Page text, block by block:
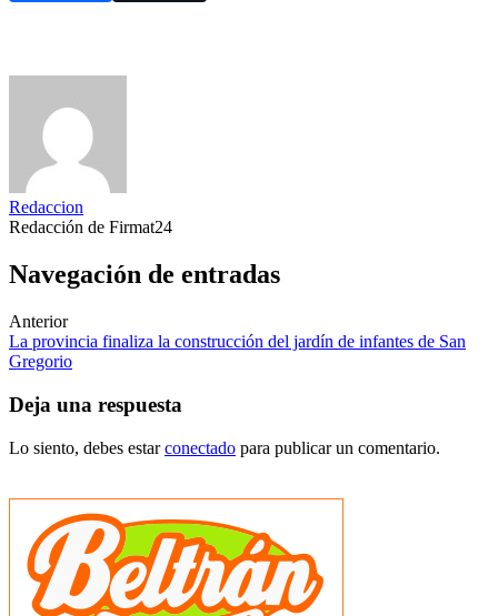
Redaccion
Redacción de Firmat24
Navegación de entradas
Anterior
La provincia finaliza la construcción del jardín de infantes de San
Gregorio
Deja una respuesta
Lo siento, debes estarconectado para publicar un comentario.